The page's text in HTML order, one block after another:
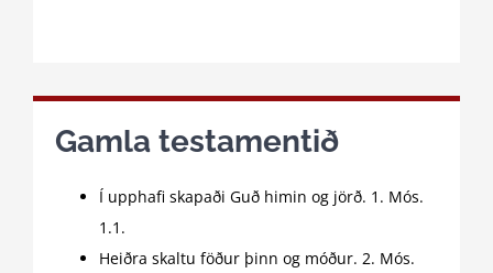
Gamla testamentið
Í upphafi skapaði Guð himin og jörð. 1. Mós.
1.1.
Heiðra skaltu föður þinn og móður. 2. Mós.